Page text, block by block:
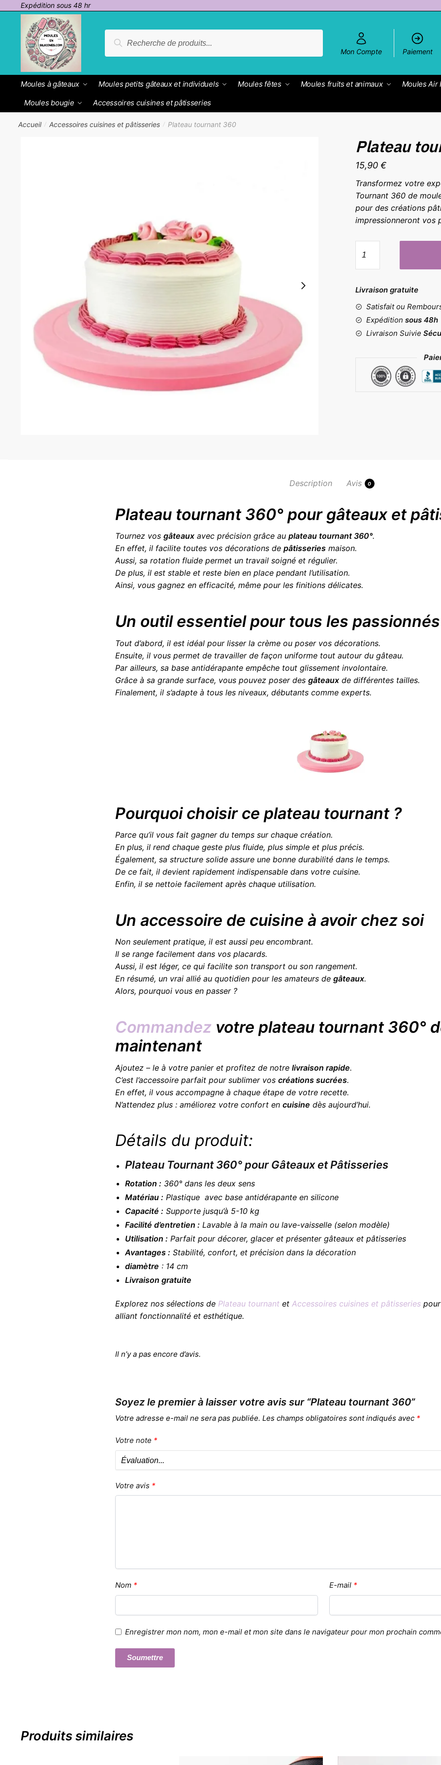
Passer
navigation
contenu
Expédition sous 48 hr
pour :
Recherche
Mon Compte
Paiement
Moules à gâteaux Moules petits gâteaux et individuels Moules fêtes Moules fruits et animaux
Moules Air
Moules bougie
Accessoires cuisines et pâtisseries
Accueil / Accessoires cuisines et pâtisseries / Plateau tournant 360
Plateau
15,90€
Transformez votre
Tournant 360 de
pour des créations
impressionneront vos
de
Plateau
360
Livraison gratuite
Satisfait ou
Expédition sous 48h
Livraison Suivie
Description Avis 0
Plateau tournant 360° pour gâteaux et
Tournez vos gâteauxavec précision grâce au plateau tournant 360°.
En effet, il facilite toutes vos décorations de pâtisseriesmaison.
Aussi, sa rotation fluide permet un travail soigné et régulier.
De plus, il est stable et reste bien en place pendant l’utilisation.
Ainsi, vous gagnez en efficacité, même pour les finitions délicates.
Un outil essentiel pour tous les
Tout d’abord, il est idéal pour lisser la crème ou poser vos décorations.
Ensuite, il vous permet de travailler de façon uniforme tout autour du gâteau.
Par ailleurs, sa base antidérapante empêche tout glissement involontaire.
Grâce à sa grande surface, vous pouvez poser des gâteauxde différentes tailles.
Finalement, il s’adapte à tous les niveaux, débutants comme experts.
Pourquoi choisir ce plateau tournant ?
Parce qu’il vous fait gagner du temps sur chaque création.
En plus, il rend chaque geste plus fluide, plus simple et plus précis.
Également, sa structure solide assure une bonne durabilité dans le temps.
De ce fait, il devient rapidement indispensable dans votre cuisine.
Enfin, il se nettoie facilement après chaque utilisation.
Un accessoire de cuisine à avoir chez soi
Non seulement pratique, il est aussi peu encombrant.
Il se range facilement dans vos placards.
Aussi, il est léger, ce qui facilite son transport ou son rangement.
En résumé, un vrai allié au quotidien pour les amateurs de gâteaux.
Alors, pourquoi vous en passer ?
Commandez votre plateau tournant 360°
maintenant
Ajoutez – le à votre panier et profitez de notre livraison rapide.
C’est l’accessoire parfait pour sublimer vos créations sucrées.
En effet, il vous accompagne à chaque étape de votre recette.
N’attendez plus : améliorez votre confort en cuisine dès aujourd’hui.
Détails du produit:
Plateau Tournant 360° pour Gâteaux et Pâtisseries
Rotation : 360° dans les deux sens
Matériau : Plastique avec base antidérapante en silicone
Capacité : Supporte jusqu’à 5-10 kg
Facilité d’entretien : Lavable à la main ou lave-vaisselle (selon modèle)
Utilisation : Parfait pour décorer, glacer et présenter gâteaux et pâtisseries
Avantages : Stabilité, confort, et précision dans la décoration
diamètre : 14 cm
Livraison gratuite
Explorez nos sélections de Plateau tournantet Accessoires cuisines et pâtisseriespour
alliant fonctionnalité et esthétique.
Il n’y a pas encore d’avis.
Soyez le premier à laisser votre avis sur “Plateau tournant 360”
Votre adresse e-mail ne sera pas publiée. Les champs obligatoires sont indiqués avec *
Votre note *
Votre avis *
Nom * E-mail *
Enregistrer mon nom, mon e-mail et mon site dans le navigateur pour mon prochain
Produits similaires